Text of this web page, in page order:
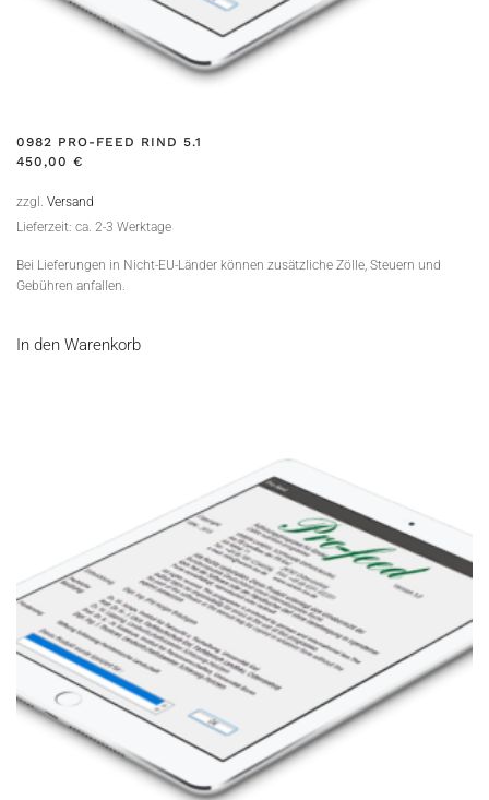
0982 PRO-FEED RIND 5.1
450,00 €
zzgl. Versand
Lieferzeit: ca. 2-3 Werktage
Bei Lieferungen in Nicht-EU-Länder können zusätzliche Zölle, Steuern und
Gebühren anfallen.
In den Warenkorb